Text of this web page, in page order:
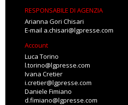
RESPONSABILE DI AGENZIA
Arianna Gori Chisari
E-mail a.chisari@lgpresse.com
Account
Luca Torino
l.torino@lgpresse.com
Ivana Cretier
i.cretier@lgpresse.com
Daniele Fimiano
d.fimiano@lgpresse.com